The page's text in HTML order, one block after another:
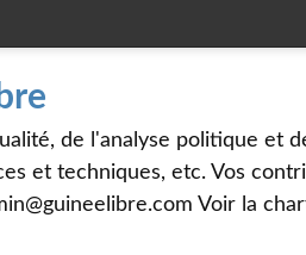
de l'analyse politique et
et techniques, etc. Vos
Voir la